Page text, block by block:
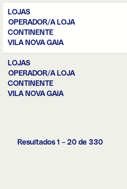
LOJAS
OPERADOR/A LOJA
CONTINENTE
VILA NOVA GAIA
LOJAS
OPERADOR/A LOJA
CONTINENTE
VILA NOVA GAIA
Resultados 1 – 20 de 330